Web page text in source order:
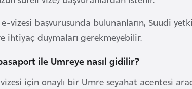
vizesi başvurusunda bulunanların, Suudi
ihtiyaç duymaları gerekmeyebilir.
ile Umreye nasıl gidilir?
için onaylı bir Umre seyahat acentesi